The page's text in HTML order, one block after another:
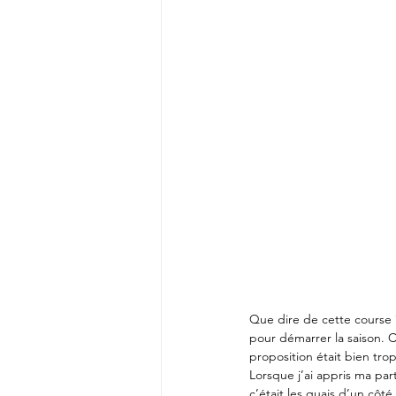
Que dire de cette
pour démarrer la saison.
proposition était bien
Lorsque j’ai appris ma